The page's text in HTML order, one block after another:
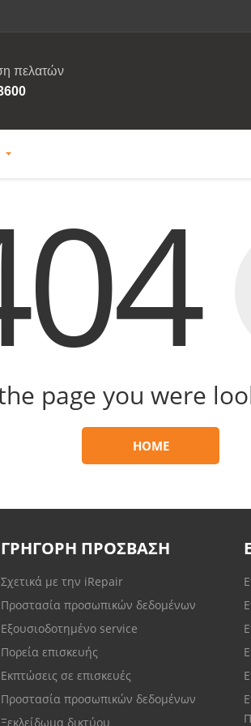
πελατών
page you were
HOME
ΓΡΗΓΟΡΗ ΠΡΟΣΒΑΣΗ
Σχετικά με την iRepair
Προστασία προσωπικών δεδομένων
Εξουσιοδοτημένο service
Πορεία επισκευής
Εκπτώσεις σε επισκευές
Προστασία προσωπικών δεδομένων
Ξεκλείδωμα δικτύου